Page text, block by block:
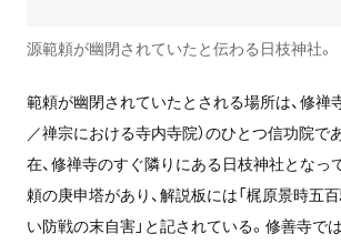
源範頼が幽閉されていたと伝わる日枝神社。
範頼が幽閉されていたとされる場所は、修禅
／禅宗における寺内寺院）のひとつ信功院で
在、修禅寺のすぐ隣りにある日枝神社となっ
頼の庚申塔があり、解説板には「梶原景時五
い防戦の末自害」と記されている。修善寺で